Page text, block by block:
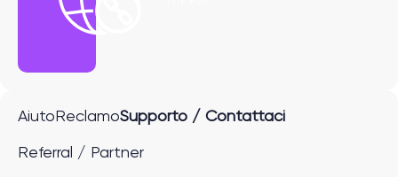
Aiuto ReclamoSupporto / Contattaci
Referral / Partner